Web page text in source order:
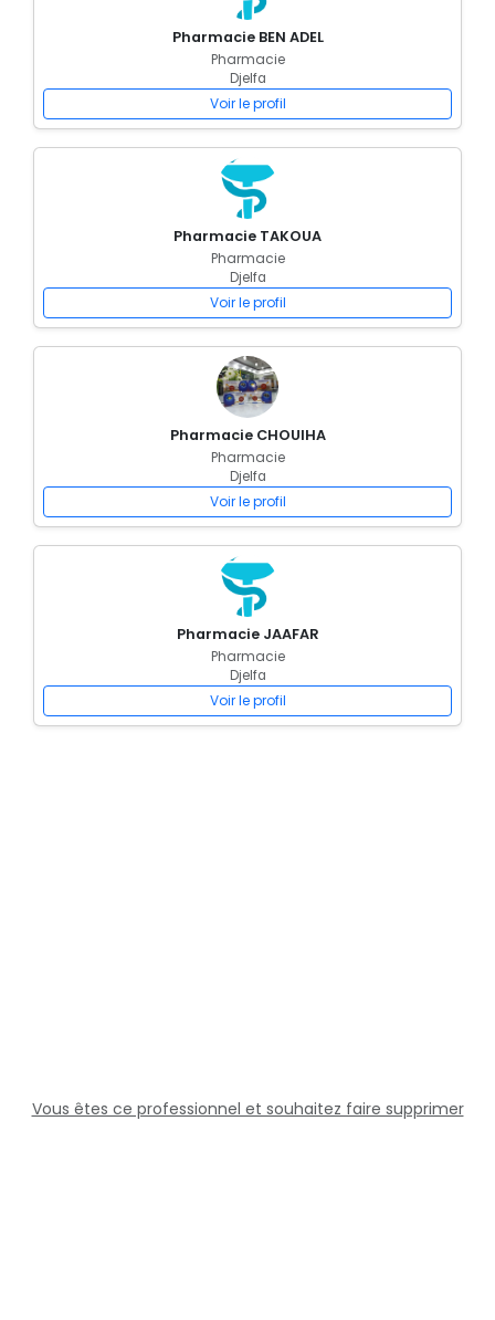
Pharmacie BEN ADEL
Pharmacie
Djelfa
Voir le profil
Pharmacie TAKOUA
Pharmacie
Djelfa
Voir le profil
Pharmacie CHOUIHA
Pharmacie
Djelfa
Voir le profil
Pharmacie JAAFAR
Pharmacie
Djelfa
Voir le profil
Vous êtes ce professionnel et souhaitez faire supprimer